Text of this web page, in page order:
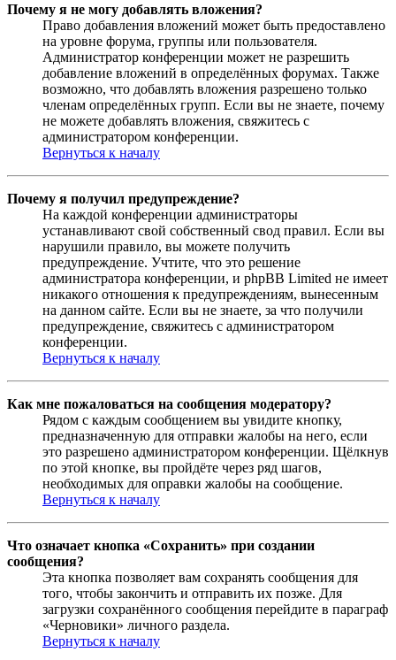
Почему я не могу добавлять вложения?
Право добавления вложений может быть предоставлено
на уровне форума, группы или пользователя.
Администратор конференции может не разрешить
добавление вложений в определённых форумах. Также
возможно, что добавлять вложения разрешено только
членам определённых групп. Если вы не знаете, почему
не можете добавлять вложения, свяжитесь с
администратором конференции.
Вернуться к началу
Почему я получил предупреждение?
На каждой конференции администраторы
устанавливают свой собственный свод правил. Если вы
нарушили правило, вы можете получить
предупреждение. Учтите, что это решение
администратора конференции, и phpBB Limited не имеет
никакого отношения к предупреждениям, вынесенным
на данном сайте. Если вы не знаете, за что получили
предупреждение, свяжитесь с администратором
конференции.
Вернуться к началу
Как мне пожаловаться на сообщения модератору?
Рядом с каждым сообщением вы увидите кнопку,
предназначенную для отправки жалобы на него, если
это разрешено администратором конференции. Щёлкнув
по этой кнопке, вы пройдёте через ряд шагов,
необходимых для оправки жалобы на сообщение.
Вернуться к началу
Что означает кнопка «Сохранить» при создании
сообщения?
Эта кнопка позволяет вам сохранять сообщения для
того, чтобы закончить и отправить их позже. Для
загрузки сохранённого сообщения перейдите в параграф
«Черновики» личного раздела.
Вернуться к началу